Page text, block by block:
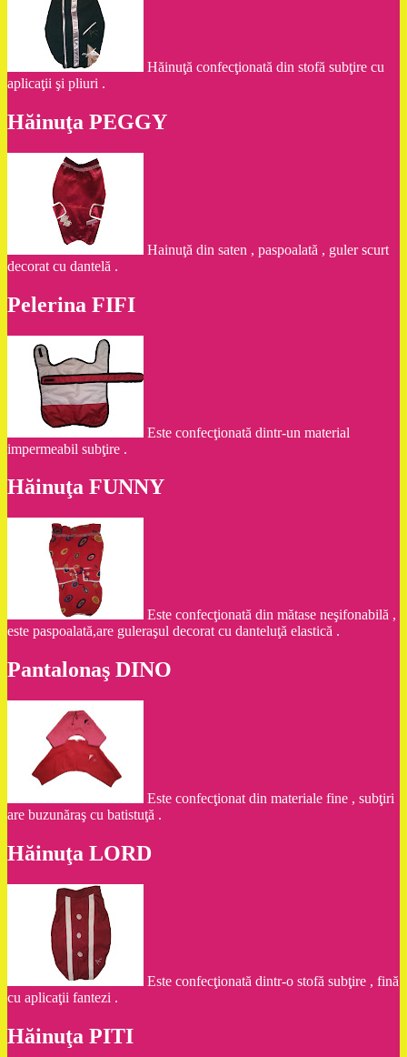
Hăinuţă confecţionată din stofă subţire cu
aplicaţii şi pliuri .
Hăinuţa PEGGY
Hainuţă din saten , paspoalată , guler scurt
decorat cu dantelă .
Pelerina FIFI
Este confecţionată dintr-un material
impermeabil subţire .
Hăinuţa FUNNY
Este confecţionată din mătase neşifonabilă ,
este paspoalată,are guleraşul decorat cu danteluţă elastică .
Pantalonaş DINO
Este confecţionat din materiale fine , subţiri
are buzunăraş cu batistuţă .
Hăinuţa LORD
Este confecţionată dintr-o stofă subţire , fină
cu aplicaţii fantezi .
Hăinuţa PITI